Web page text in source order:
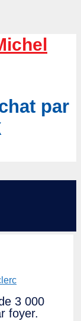
par
3 000
foyer.